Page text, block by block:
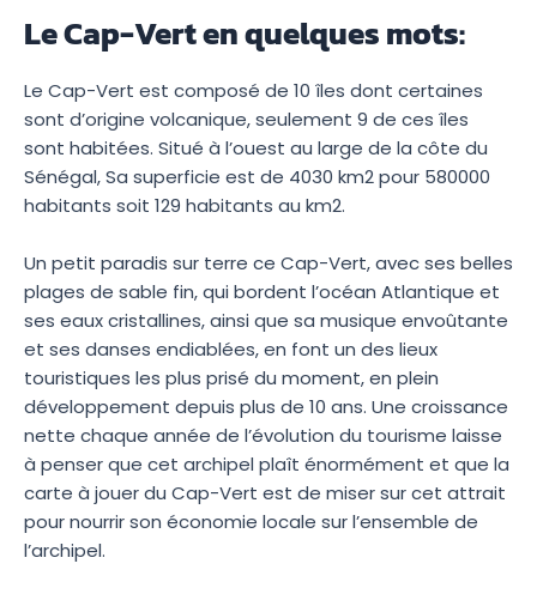
Le Cap-Vert en quelques mots:
Le Cap-Vert est composé de 10 îles dont certaines
sont d’origine volcanique, seulement 9 de ces îles
sont habitées. Situé à l’ouest au large de la côte du
Sénégal, Sa superficie est de 4030 km2 pour 580000
habitants soit 129 habitants au km2.
Un petit paradis sur terre ce Cap-Vert, avec ses belles
plages de sable fin, qui bordent l’océan Atlantique et
ses eaux cristallines, ainsi que sa musique envoûtante
et ses danses endiablées, en font un des lieux
touristiques les plus prisé du moment, en plein
développement depuis plus de 10 ans. Une croissance
nette chaque année de l’évolution du tourisme laisse
à penser que cet archipel plaît énormément et que la
carte à jouer du Cap-Vert est de miser sur cet attrait
pour nourrir son économie locale sur l’ensemble de
l’archipel.